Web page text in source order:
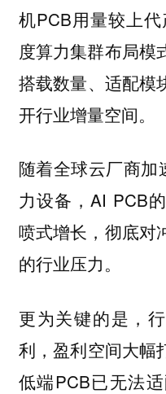
机PCB用量较上
度算力集群布局模
搭载数量、适配模
开行业增量空间。
随着全球云厂商加
力设备，AI PCB
喷式增长，彻底对
的行业压力。
更为关键的是，
利，盈利空间大幅
低端PCB已无法